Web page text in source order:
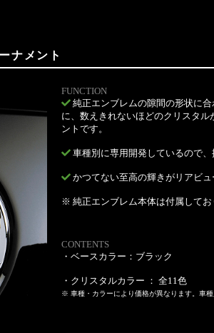
ナメント
FUNCTION
純正エンブレムの隙間の形状に
に、数えきれないほどのクリスタ
ントです。
車種別に専用開発しているので
かつてない至高の輝きがリアビ
※ 純正エンブレム本体は付属してお
CONTENTS
・ベースカラー：ブラック
・クリスタルカラー ： 全11色
※ 車種・カラーにより価格が異なります。車